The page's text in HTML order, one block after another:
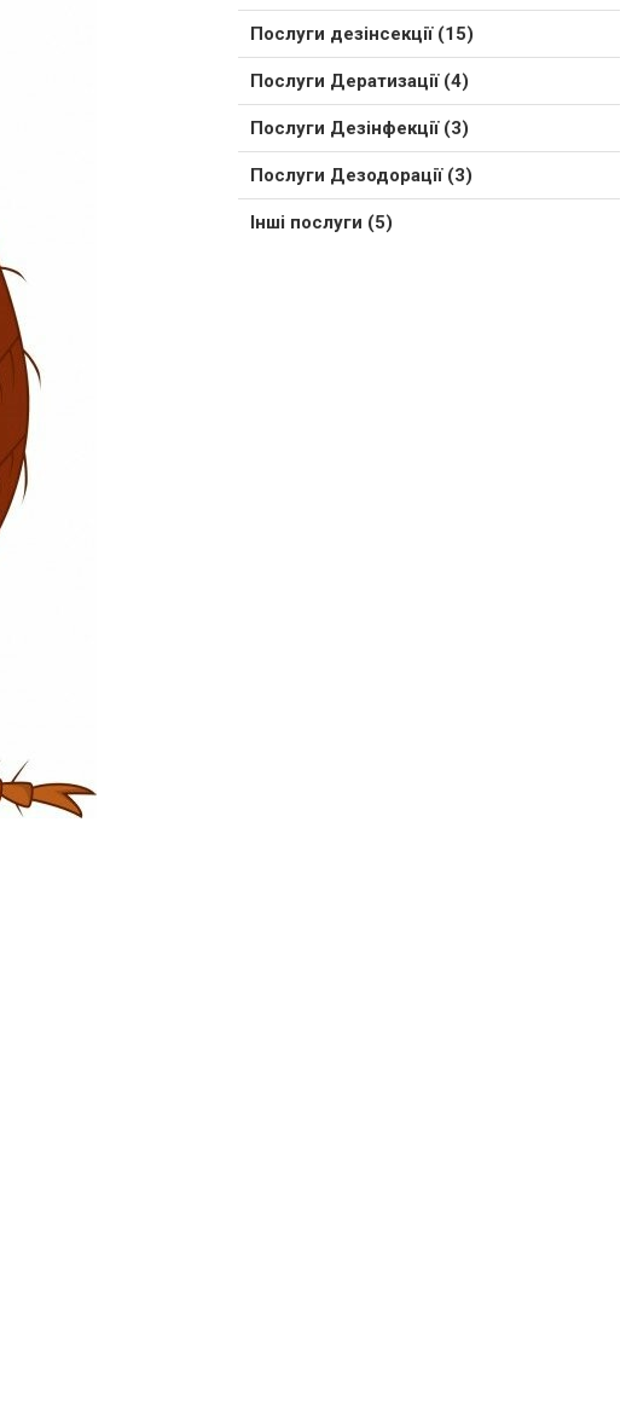
Послуги дезінсекції (15)
Послуги Дератизації (4)
Послуги Дезінфекції (3)
Послуги Дезодорації (3)
Інші послуги (5)